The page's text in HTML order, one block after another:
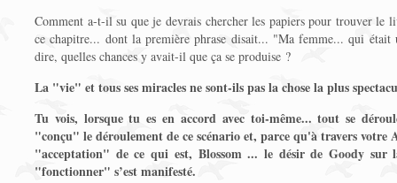
Comment a-t-il su que je devrais chercher les papiers pour trouver le
ce chapitre... dont la première phrase disait... "Ma femme... qui était
dire, quelles chances y avait-il que ça se produise ?
La "vie" et tous ses miracles ne sont-ils pas la chose la plus
Tu vois, lorsque tu es en accord avec toi-même... tout se
"conçu" le déroulement de ce scénario et, parce qu'à travers
"acceptation" de ce qui est, Blossom ... le désir de Goody
"fonctionner" s’est manifesté.